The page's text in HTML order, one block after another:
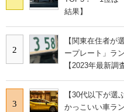
結果】
2
【関東在住者が
ープレート」ラ
【2023年最新調
3
【30代以下が選
かっこいい車ラ